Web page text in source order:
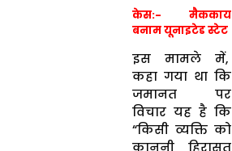
केस:- मैककाय
बनाम यूनाइटेड स्टेट
इस मामले में,
कहा गया था कि
जमानत पर
विचार यह है कि
“किसी व्यक्ति को
कानूनी हिरासत